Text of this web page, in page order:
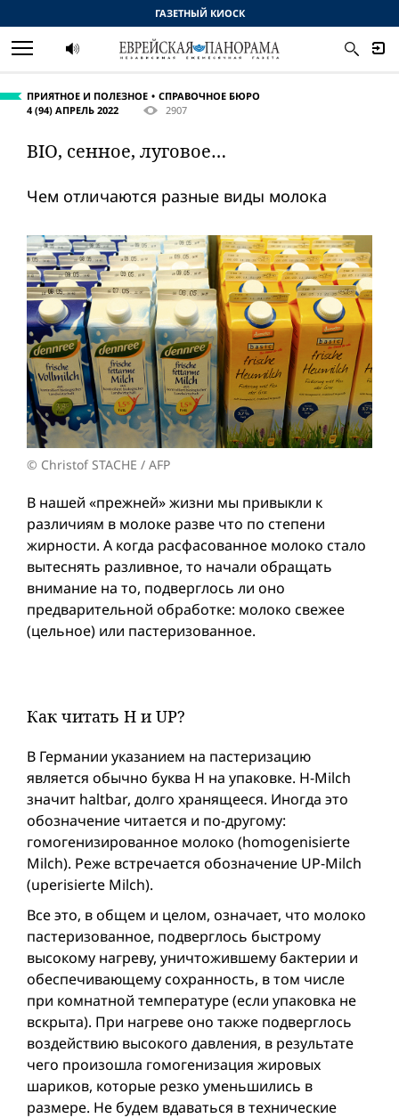
ПРИЯТНОЕ И ПОЛЕЗНОЕ
СПРАВОЧНОЕ БЮРО
4 (94) АПРЕЛЬ 2022
2907
BIO, сенное, луговое…
Чем отличаются разные виды молока
© Christof STACHE / AFP
В нашей «прежней» жизни мы привыкли к
различиям в молоке разве что по степени
жирности. А когда расфасованное молоко стало
вытеснять разливное, то начали обращать
внимание на то, подверглось ли оно
предварительной обработке: молоко свежее
(цельное) или пастеризованное.
Как читать H и UP?
В Германии указанием на пастеризацию
является обычно буква H на упаковке. H-Milch
значит haltbar, долго хранящееся. Иногда это
обозначение читается и по-другому:
гомогенизированное молоко (homogenisierte
Milch). Реже встречается обозначение UP-Milch
(uperisierte Milch).
Все это, в общем и целом, означает, что молоко
пастеризованное, подверглось быстрому
высокому нагреву, уничтожившему бактерии и
обеспечивающему сохранность, в том числе
при комнатной температуре (если упаковка не
вскрыта). При нагреве оно также подверглось
воздействию высокого давления, в результате
чего произошла гомогенизация жировых
шариков, которые резко уменьшились в
размере. Не будем вдаваться в технические
ГАЗЕТНЫЙ КИОСК